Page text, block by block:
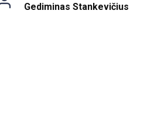
Gediminas Stankevičius